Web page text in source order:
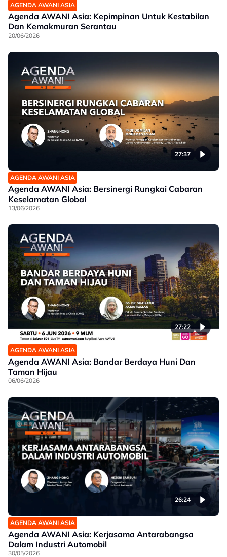
AGENDA AWANI ASIA
Agenda AWANI Asia: Kepimpinan Untuk Kestabilan
Dan Kemakmuran Serantau
20/06/2026
27:37
AGENDA AWANI ASIA
Agenda AWANI Asia: Bersinergi Rungkai Cabaran
Keselamatan Global
13/06/2026
27:22
AGENDA AWANI ASIA
Agenda AWANI Asia: Bandar Berdaya Huni Dan
Taman Hijau
06/06/2026
26:24
AGENDA AWANI ASIA
Agenda AWANI Asia: Kerjasama Antarabangsa
Dalam Industri Automobil
30/05/2026